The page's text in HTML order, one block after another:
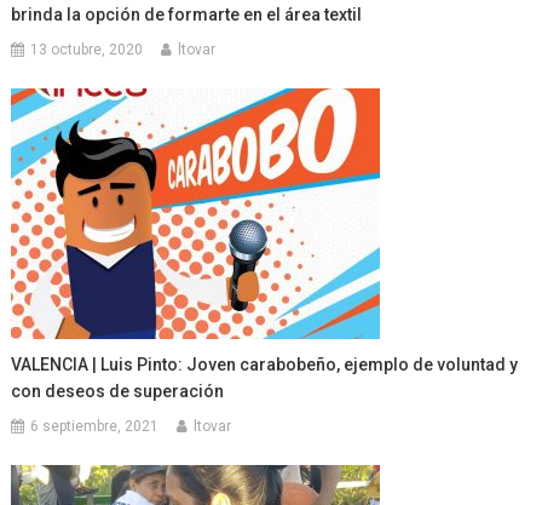
brinda la opción de formarte en el área textil
13 octubre, 2020 ltovar
VALENCIA | Luis Pinto: Joven carabobeño, ejemplo de voluntad y
con deseos de superación
6 septiembre, 2021 ltovar